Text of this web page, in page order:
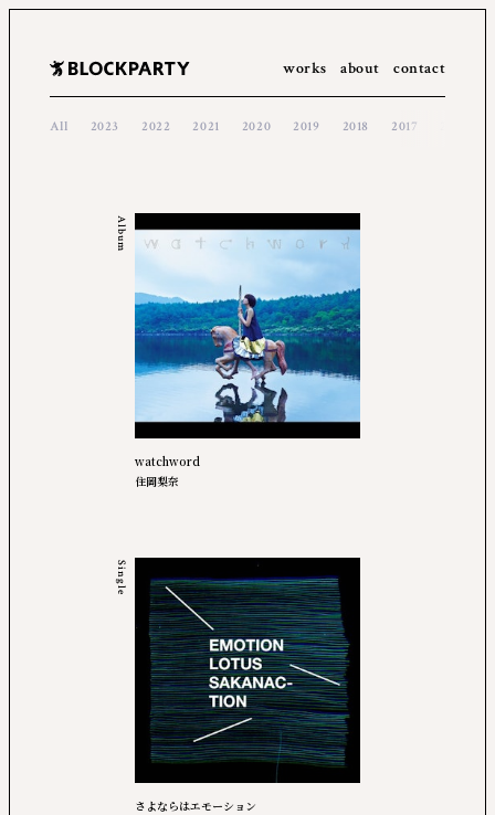
works about contact
All 2023 2022 2021 2020 2019 2018 2017
watchword
住岡梨奈
Album
さよならはエモーション
Single